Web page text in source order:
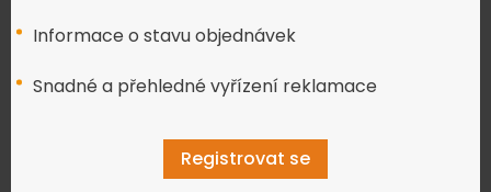
Informace o stavu objednávek
Snadné a přehledné vyřízení reklamace
Registrovat se